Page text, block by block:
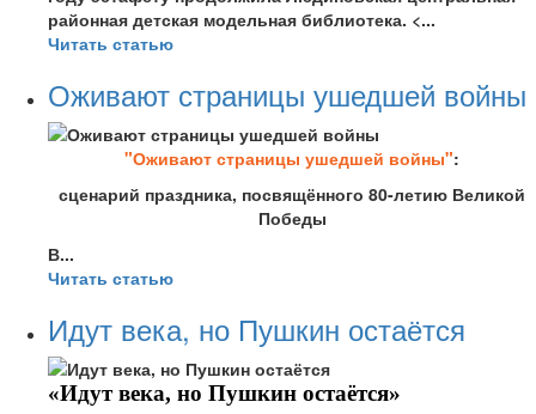
районная детская модельная библиотека. <...
Читать статью
Оживают страницы ушедшей войны
"Оживают страницы ушедшей войны":
сценарий праздника, посвящённого 80-летию Великой
Победы
В...
Читать статью
Идут века, но Пушкин остаётся
«Идут века, но Пушкин остаётся»